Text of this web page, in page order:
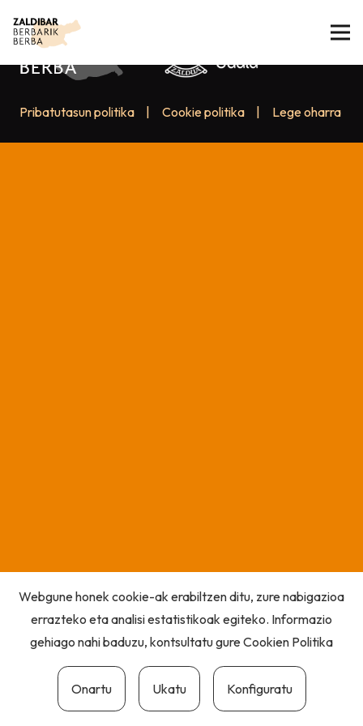
Pribatutasun politika Cookie politika Lege oharra
Webgune honek cookie-ak erabiltzen ditu, zure nabigazioa
errazteko eta analisi estatistikoak egiteko. Informazio
gehiago nahi baduzu, kontsultatu gureCookien Politika
Onartu Ukatu Konfiguratu